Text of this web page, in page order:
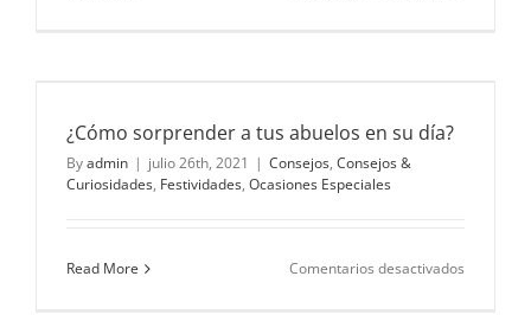
¿Cómo sorprender a tus abuelos en su día?
Byadmin | julio 26th, 2021 | Consejos, Consejos &
Curiosidades, Festividades, Ocasiones Especiales
Read More Comentarios desactivados